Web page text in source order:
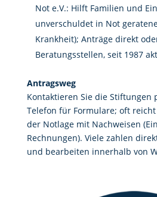
Not e.V.: Hilft Familien und
unverschuldet in Not
Krankheit); Anträge direkt
Beratungsstellen, seit 1987
Antragsweg
Kontaktieren Sie die Stiftungen
Telefon für Formulare; oft
der Notlage mit Nachweisen
Rechnungen). Viele zahlen
und bearbeiten innerhalb von